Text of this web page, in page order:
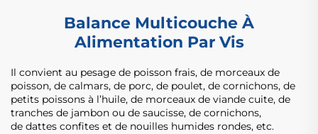
Balance Multicouche À
Alimentation Par Vis
Il convient au pesage de poisson frais, de morceaux de
poisson, de calmars, de porc, de poulet, de cornichons, de
petits poissons à l’huile, de morceaux de viande cuite, de
tranches de jambon ou de saucisse, de cornichons,
de dattes confites et de nouilles humides rondes, etc.